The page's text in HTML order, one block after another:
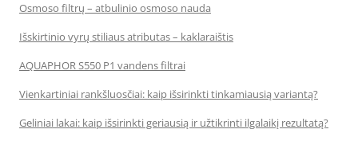
Osmoso filtrų – atbulinio osmoso nauda
Išskirtinio vyrų stiliaus atributas – kaklaraištis
AQUAPHOR S550 P1 vandens filtrai
Vienkartiniai rankšluosčiai: kaip išsirinkti tinkamiausią variantą?
Geliniai lakai: kaip išsirinkti geriausią ir užtikrinti ilgalaikį rezultatą?